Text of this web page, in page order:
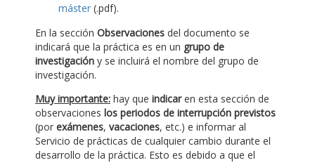
máster (.pdf).
En la sección Observaciones del documento se
indicará que la práctica es en un grupo de
investigación y se incluirá el nombre del grupo de
investigación.
Muy importante: hay que indicaren esta sección de
observaciones los periodos de interrupción previstos
(por exámenes, vacaciones, etc.) e informar al
Servicio de prácticas de cualquier cambio durante el
desarrollo de la práctica. Esto es debido a que el